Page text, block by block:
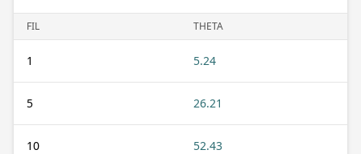
FIL THETA
1 5.24
5 26.21
10 52.43